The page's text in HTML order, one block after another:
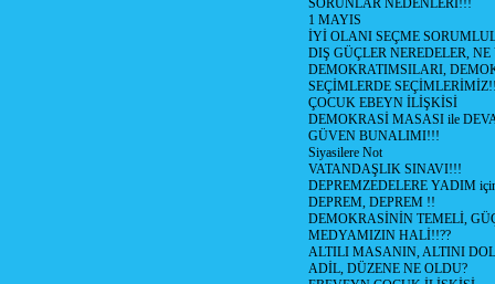
SORUNLAR NEDENLERİ!!!
1 MAYIS
İYİ OLANI SEÇME
DIŞ GÜÇLER NEREDELER,
DEMOKRATIMSILARI,
SEÇİMLERDE
ÇOCUK EBEYN İLİŞKİSİ
DEMOKRASİ MASASI ile
GÜVEN BUNALIMI!!!
Siyasilere Not
VATANDAŞLIK SINAVI!!!
DEPREMZEDELERE YADIM
DEPREM, DEPREM !!
DEMOKRASİNİN TEMELİ,
MEDYAMIZIN HALİ!!??
ALTILI MASANIN, ALTINI
ADİL, DÜZENE NE OLDU?